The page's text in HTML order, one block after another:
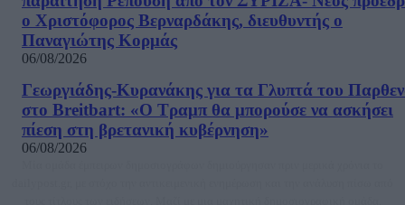
ο Χριστόφορος Βερναρδάκης, διευθυντής ο
Παναγιώτης Κορμάς
06/08/2026
Γεωργιάδης-Κυρανάκης για τα Γλυπτά του
στο Breitbart: «Ο Τραμπ θα μπορούσε να ασκήσει
πίεση στη βρετανική κυβέρνηση»
06/08/2026